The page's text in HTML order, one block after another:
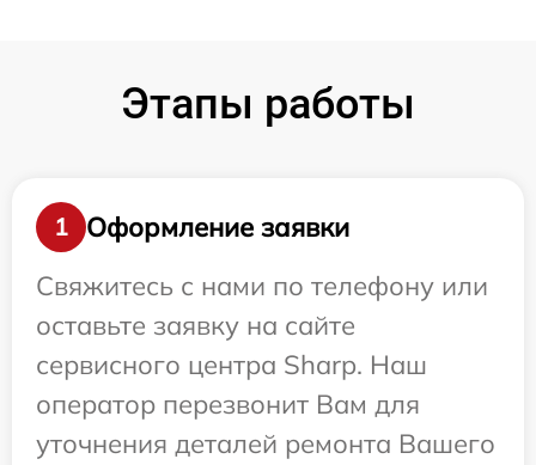
Этапы работы
1
Оформление заявки
Свяжитесь с нами по телефону или
оставьте заявку на сайте
сервисного центра Sharp. Наш
оператор перезвонит Вам для
уточнения деталей ремонта Вашего